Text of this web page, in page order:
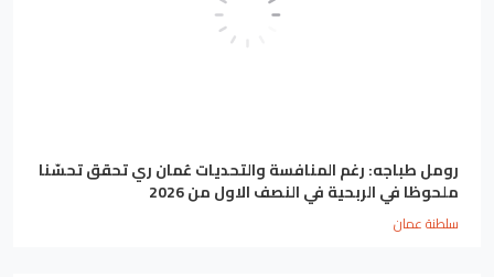
رومل طباجه: رغم المنافسة والتحديات عُمان ري تحقق تحسّنا
ملحوظا في الربحية في النصف الاول من 2026
سلطنة عمان